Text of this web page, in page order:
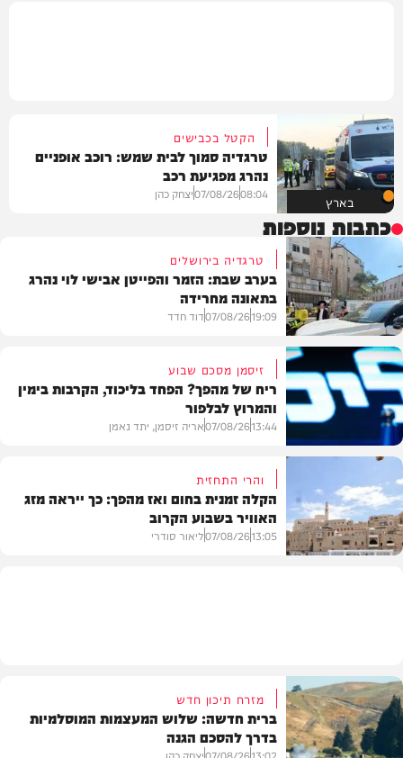
בארץ
הקטל בכבישים
טרגדיה סמוך לבית שמש: רוכב אופניים
נהרג מפגיעת רכב
08:04
07/08/26יצחק כהן
כתבות נוספות
בארץ
טרגדיה בירושלים
בערב שבת: הזמר והפייטן אבישי לוי נהרג
בתאונה מחרידה
19:09
07/08/26דוד חדד
פוליטי
זיסמן מסכם שבוע
ריח של מהפך? הפחד בליכוד, הקרבות בימין
והמרוץ לבלפור
13:44
07/08/26אריה זיסמן, יתד נאמן
והרי התחזית
הקלה זמנית בחום ואז מהפך: כך ייראה מזג
האוויר בשבוע הקרוב
13:05
07/08/26ליאור סודרי
מזרח תיכון חדש
ברית חדשה: שלוש המעצמות המוסלמיות
בדרך להסכם הגנה
13:02
07/08/26יצחק כהן